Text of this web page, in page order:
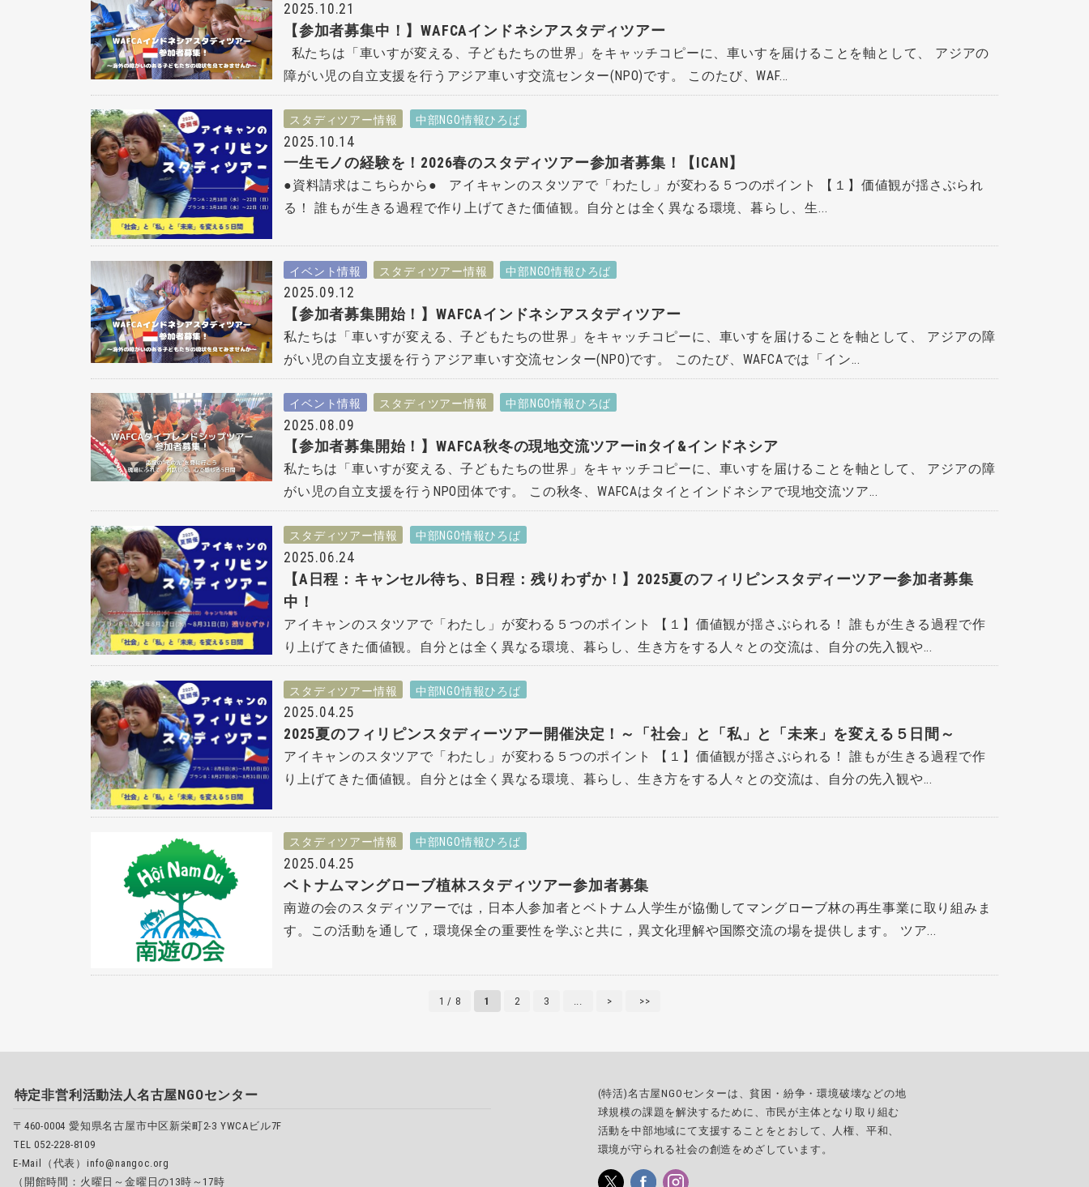
2025.10.21
【参加者募集中！】WAFCAインドネシアスタディツアー
私たちは「車いすが変える、子どもたちの世界」をキャッチコピーに、車いすを届けることを軸として、 アジアの
障がい児の自立支援を行うアジア車いす交流センター(NPO)です。 このたび、WAF...
スタディツアー情報 中部NGO情報ひろば
2025.10.14
一生モノの経験を！2026春のスタディツアー参加者募集！【ICAN】
●資料請求はこちらから● アイキャンのスタツアで「わたし」が変わる５つのポイント 【１】価値観が揺さぶられ
る！ 誰もが生きる過程で作り上げてきた価値観。自分とは全く異なる環境、暮らし、生...
イベント情報 スタディツアー情報 中部NGO情報ひろば
2025.09.12
【参加者募集開始！】WAFCAインドネシアスタディツアー
私たちは「車いすが変える、子どもたちの世界」をキャッチコピーに、車いすを届けることを軸として、 アジアの障
がい児の自立支援を行うアジア車いす交流センター(NPO)です。 このたび、WAFCAでは「イン...
イベント情報 スタディツアー情報 中部NGO情報ひろば
2025.08.09
【参加者募集開始！】WAFCA秋冬の現地交流ツアーinタイ&インドネシア
私たちは「車いすが変える、子どもたちの世界」をキャッチコピーに、車いすを届けることを軸として、 アジアの障
がい児の自立支援を行うNPO団体です。 この秋冬、WAFCAはタイとインドネシアで現地交流ツア...
スタディツアー情報 中部NGO情報ひろば
2025.06.24
【A日程：キャンセル待ち、B日程：残りわずか！】2025夏のフィリピンスタディーツアー参加者募集
中！
アイキャンのスタツアで「わたし」が変わる５つのポイント 【１】価値観が揺さぶられる！ 誰もが生きる過程で作
り上げてきた価値観。自分とは全く異なる環境、暮らし、生き方をする人々との交流は、自分の先入観や...
スタディツアー情報 中部NGO情報ひろば
2025.04.25
2025夏のフィリピンスタディーツアー開催決定！～「社会」と「私」と「未来」を変える５日間～
アイキャンのスタツアで「わたし」が変わる５つのポイント 【１】価値観が揺さぶられる！ 誰もが生きる過程で作
り上げてきた価値観。自分とは全く異なる環境、暮らし、生き方をする人々との交流は、自分の先入観や...
スタディツアー情報 中部NGO情報ひろば
2025.04.25
ベトナムマングローブ植林スタディツアー参加者募集
南遊の会のスタディツアーでは，日本人参加者とベトナム人学生が協働してマングローブ林の再生事業に取り組みま
す。この活動を通して，環境保全の重要性を学ぶと共に，異文化理解や国際交流の場を提供します。 ツア...
1 / 8 1 2 3 ... > >>
特定非営利活動法人名古屋NGOセンター
〒460-0004 愛知県名古屋市中区新栄町2-3 YWCAビル7F
TEL 052-228-8109
E-Mail（代表）info@nangoc.org
（開館時間：火曜日～金曜日の13時～17時
(特活)名古屋NGOセンターは、貧困・紛争・環境破壊などの地
球規模の課題を解決するために、市民が主体となり取り組む
活動を中部地域にて支援することをとおして、人権、平和、
環境が守られる社会の創造をめざしています。